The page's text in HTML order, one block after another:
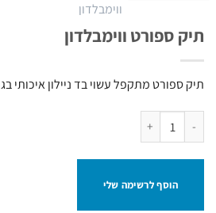
תיק ספורט ווימבלדון
תיק ספורט מתקפל עשוי בד ניילון איכותי בגודל 24 על 25 על
כמות של תיק ספורט ווימבלדון
הוסף לרשימה שלי